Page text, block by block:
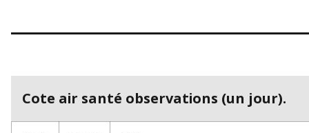
Cote air santé observations (un jour).